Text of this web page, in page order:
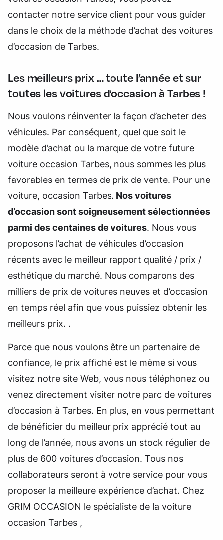
contacter notre service client pour vous guider
dans le choix de la méthode d’achat des voitures
d’occasion de Tarbes.
Les meilleurs prix … toute l’année et sur
toutes les voitures d’occasion à Tarbes !
Nous voulons réinventer la façon d’acheter des
véhicules. Par conséquent, quel que soit le
modèle d’achat ou la marque de votre future
voiture occasion Tarbes, nous sommes les plus
favorables en termes de prix de vente. Pour une
voiture, occasion Tarbes. Nos voitures
d’occasion sont soigneusement sélectionnées
parmi des centaines de voitures. Nous vous
proposons l’achat de véhicules d’occasion
récents avec le meilleur rapport qualité / prix /
esthétique du marché. Nous comparons des
milliers de prix de voitures neuves et d’occasion
en temps réel afin que vous puissiez obtenir les
meilleurs prix. .
Parce que nous voulons être un partenaire de
confiance, le prix affiché est le même si vous
visitez notre site Web, vous nous téléphonez ou
venez directement visiter notre parc de voitures
d’occasion à Tarbes. En plus, en vous permettant
de bénéficier du meilleur prix apprécié tout au
long de l’année, nous avons un stock régulier de
plus de 600 voitures d’occasion. Tous nos
collaborateurs seront à votre service pour vous
proposer la meilleure expérience d’achat. Chez
GRIM OCCASION le spécialiste de la voiture
occasion Tarbes ,